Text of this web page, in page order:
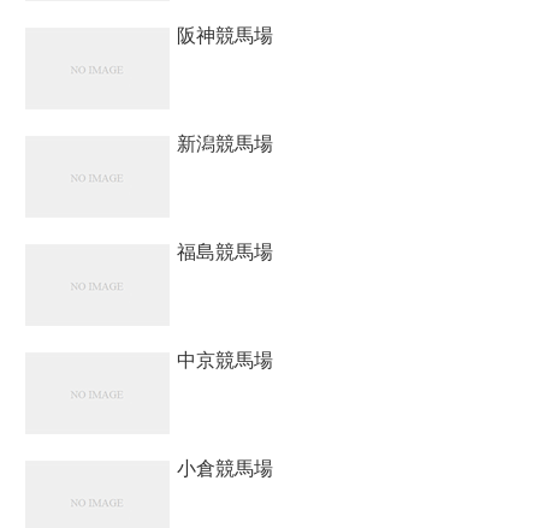
阪神競馬場
新潟競馬場
福島競馬場
中京競馬場
小倉競馬場